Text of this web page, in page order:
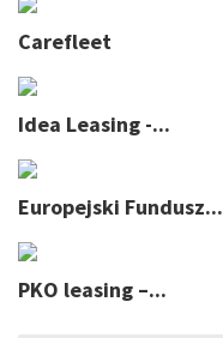
Carefleet
Idea Leasing -...
Europejski Fundusz...
PKO leasing –...